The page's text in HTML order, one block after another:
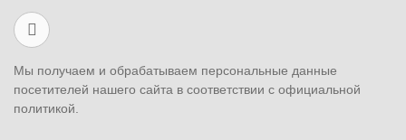
Мы получаем и обрабатываем персональные данные
посетителей нашего сайта в соответствии с официальной
политикой.